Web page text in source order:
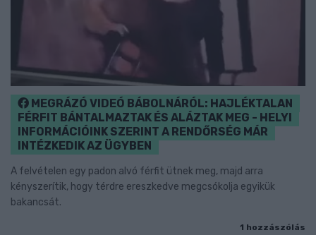
MEGRÁZÓ VIDEÓ BÁBOLNÁRÓL: HAJLÉKTALAN
FÉRFIT BÁNTALMAZTAK ÉS ALÁZTAK MEG - HELYI
INFORMÁCIÓINK SZERINT A RENDŐRSÉG MÁR
INTÉZKEDIK AZ ÜGYBEN
A felvételen egy padon alvó férfit ütnek meg, majd arra
kényszerítik, hogy térdre ereszkedve megcsókolja egyikük
bakancsát.
1 hozzászólás